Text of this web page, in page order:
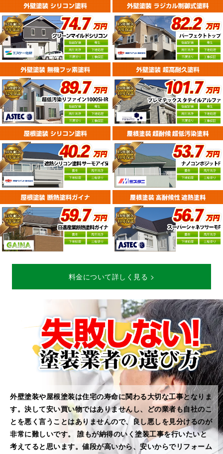
料金について詳しく見る >
外壁塗装や屋根塗装は住宅の寿命に関わる⼤切な工事となりま
す。決して安い買い物ではありませんし、どの業者も自社のこ
とを悪く言うことはありませんので、良し悪しを見分けるのが
非常に難しいです。 誰もが納得のいく塗装工事を⾏いたいと
考えてると思います。値段が高いから、安いからでリフォーム